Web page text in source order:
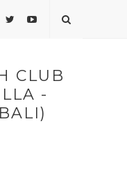
CLUB
-